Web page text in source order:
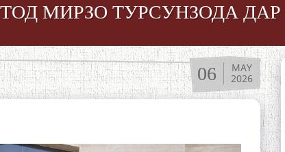
МИРЗО ТУРСУНЗОДА
06
MAY
2026